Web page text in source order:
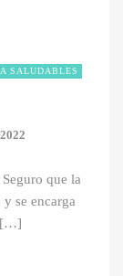
SALUDABLES
que la
se encarga
[…]